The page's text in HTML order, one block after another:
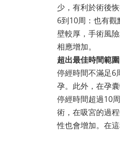
少，有利於術後恢
6到10周：也有
壁較厚，手術風
相應增加。
超出最佳時間範
停經時間不滿足6
孕。此外，在孕
停經時間超過10
術，在吸宮的過
性也會增加。在